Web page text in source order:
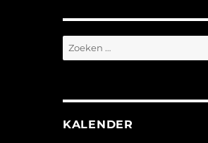
Zoeken
naar:
KALENDER